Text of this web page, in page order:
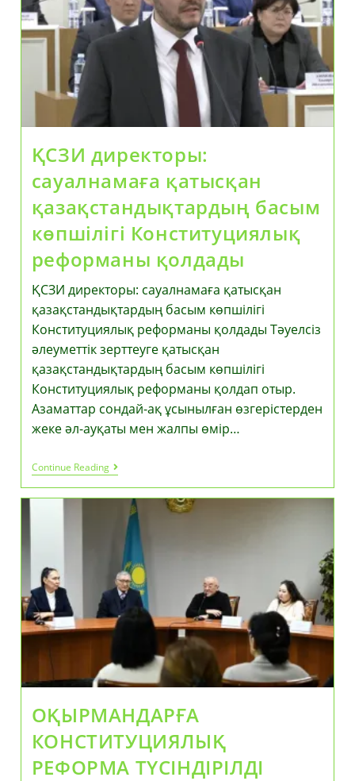
ҚСЗИ директоры:
сауалнамаға қатысқан
қазақстандықтардың басым
көпшілігі Конституциялық
реформаны қолдады
ҚСЗИ директоры: сауалнамаға қатысқан
қазақстандықтардың басым көпшілігі
Конституциялық реформаны қолдады Тәуелсіз
әлеуметтік зерттеуге қатысқан
қазақстандықтардың басым көпшілігі
Конституциялық реформаны қолдап отыр.
Азаматтар сондай-ақ ұсынылған өзгерістерден
жеке әл-ауқаты мен жалпы өмір…
Continue ReadingҚСЗИ
Директоры:
Сауалнамаға
Қатысқан
Қазақстандықтардың
Басым
Көпшілігі
Конституциялық
Реформаны
Қолдады
ОҚЫРМАНДАРҒА
КОНСТИТУЦИЯЛЫҚ
РЕФОРМА ТҮСІНДІРІЛДІ